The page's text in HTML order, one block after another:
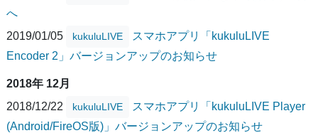
へ
2019/01/05
kukuluLIVE
スマホアプリ「kukuluLIVE
Encoder 2」バージョンアップのお知らせ
2018年 12月
2018/12/22
kukuluLIVE
スマホアプリ「kukuluLIVE Player
(Android/FireOS版)」バージョンアップのお知らせ